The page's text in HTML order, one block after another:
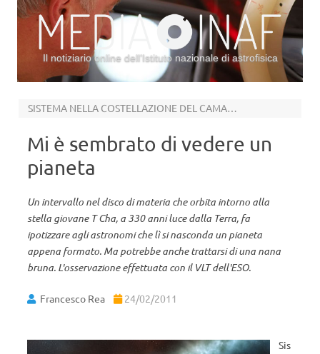
Il notiziario online dell’Istituto nazionale di astrofisica
SISTEMA NELLA COSTELLAZIONE DEL CAMALEONTE
Mi è sembrato di vedere un
pianeta
Un intervallo nel disco di materia che orbita intorno alla
stella giovane T Cha, a 330 anni luce dalla Terra, fa
ipotizzare agli astronomi che lì si nasconda un pianeta
appena formato. Ma potrebbe anche trattarsi di una nana
bruna. L'osservazione effettuata con il VLT dell'ESO.
Francesco Rea 24/02/2011
Sis